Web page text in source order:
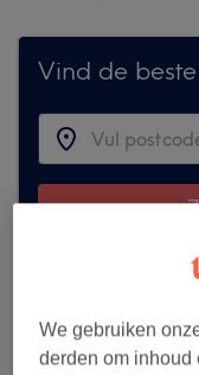
Vind de
We gebruiken
derden om inhoud